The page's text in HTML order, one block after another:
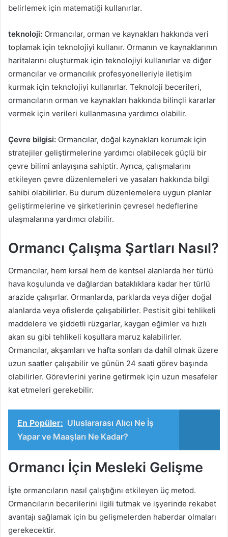
belirlemek için matematiği kullanırlar.
teknoloji: Ormancılar, orman ve kaynakları hakkında veri
toplamak için teknolojiyi kullanır. Ormanın ve kaynaklarının
haritalarını oluşturmak için teknolojiyi kullanırlar ve diğer
ormancılar ve ormancılık profesyonelleriyle iletişim
kurmak için teknolojiyi kullanırlar. Teknoloji becerileri,
ormancıların orman ve kaynakları hakkında bilinçli kararlar
vermek için verileri kullanmasına yardımcı olabilir.
Çevre bilgisi: Ormancılar, doğal kaynakları korumak için
stratejiler geliştirmelerine yardımcı olabilecek güçlü bir
çevre bilimi anlayışına sahiptir. Ayrıca, çalışmalarını
etkileyen çevre düzenlemeleri ve yasaları hakkında bilgi
sahibi olabilirler. Bu durum düzenlemelere uygun planlar
geliştirmelerine ve şirketlerinin çevresel hedeflerine
ulaşmalarına yardımcı olabilir.
Ormancı Çalışma Şartları Nasıl?
Ormancılar, hem kırsal hem de kentsel alanlarda her türlü
hava koşulunda ve dağlardan bataklıklara kadar her türlü
arazide çalışırlar. Ormanlarda, parklarda veya diğer doğal
alanlarda veya ofislerde çalışabilirler. Pestisit gibi tehlikeli
maddelere ve şiddetli rüzgarlar, kaygan eğimler ve hızlı
akan su gibi tehlikeli koşullara maruz kalabilirler.
Ormancılar, akşamları ve hafta sonları da dahil olmak üzere
uzun saatler çalışabilir ve günün 24 saati görev başında
olabilirler. Görevlerini yerine getirmek için uzun mesafeler
kat etmeleri gerekebilir.
En Popüler: Uluslararası Alıcı Ne İş
Yapar ve Maaşları Ne Kadar?
Ormancı İçin Mesleki Gelişme
İşte ormancıların nasıl çalıştığını etkileyen üç metod.
Ormancıların becerilerini ilgili tutmak ve işyerinde rekabet
avantajı sağlamak için bu gelişmelerden haberdar olmaları
gerekecektir.